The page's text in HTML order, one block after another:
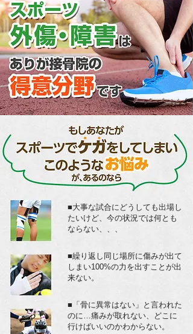
​■大事な試合にどうしても出場し
たいけど、今の状況では何とも
ならない、、、
​■繰り返し同じ場所に傷みが出て
しまい100%の力を出すことが出
来ない。
​■「骨に異常はない」と言われた
のに…痛みが取れない、どこに
行けばいいのかわからない。